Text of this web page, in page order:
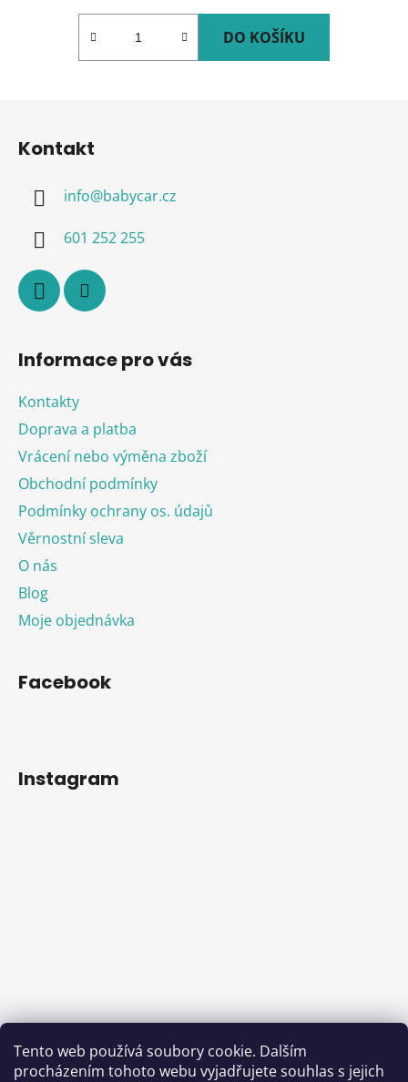
Tento web používá soubory cookie. Dalším
procházením tohoto webu vyjadřujete souhlas s jejich
DO KOŠÍKU
Kontakt
info@babycar.cz
601 252 255
Informace pro vás
Kontakty
Doprava a platba
Vrácení nebo výměna zboží
Obchodní podmínky
Podmínky ochrany os. údajů
Věrnostní sleva
O nás
Blog
Moje objednávka
Facebook
Instagram